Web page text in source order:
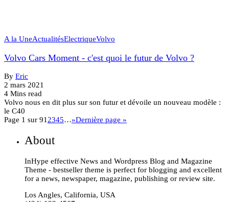
A la UneActualitésElectriqueVolvo
Volvo Cars Moment - c'est quoi le futur de Volvo ?
By Eric
2 mars 2021
4 Mins read
Volvo nous en dit plus sur son futur et dévoile un nouveau modèle :
le C40
Page 1 sur 91 2345…»Dernière page »
About
InHype effective News and Wordpress Blog and Magazine
Theme - bestseller theme is perfect for blogging and excellent
for a news, newspaper, magazine, publishing or review site.
Los Angles, California, USA